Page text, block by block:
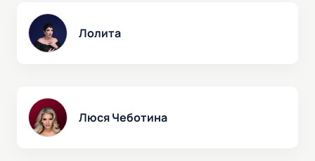
Лолита
Люся Чеботина